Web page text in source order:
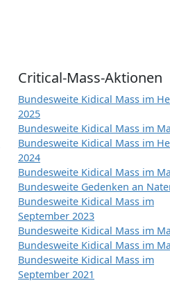
Critical-Mass-Aktionen
Bundesweite Kidical Mass im
2025
Bundesweite Kidical Mass im
Bundesweite Kidical Mass im
2024
Bundesweite Kidical Mass im
Bundesweite Gedenken an
Bundesweite Kidical Mass im
September 2023
Bundesweite Kidical Mass im
Bundesweite Kidical Mass im
Bundesweite Kidical Mass im
September 2021